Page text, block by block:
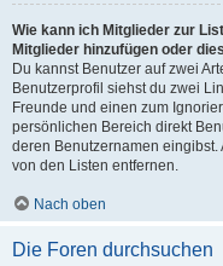
Wie kann ich Mitglieder zur
Mitglieder hinzufügen oder
Du kannst Benutzer auf zwei
Benutzerprofil siehst du zwei
Freunde und einen zum
persönlichen Bereich direkt
deren Benutzernamen
von den Listen entfernen.
Nach oben
Die Foren durchsuchen